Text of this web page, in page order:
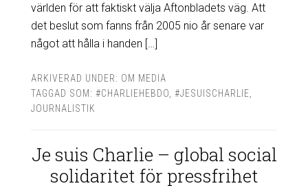
världen för att faktiskt välja Aftonbladets väg. Att
det beslut som fanns från 2005 nio år senare var
något att hålla i handen […]
ARKIVERAD UNDER: OM MEDIA
TAGGAD SOM: #CHARLIEHEBDO #JESUISCHARLIE
JOURNALISTIK
Je suis Charlie – global social
solidaritet för pressfrihet